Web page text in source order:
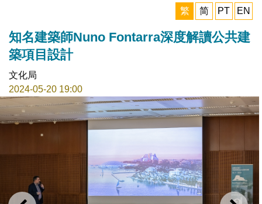
繁
简 PT EN
知名建築師Nuno Fontarra深度解讀公共建
築項目設計
文化局
2024-05-20 19:00